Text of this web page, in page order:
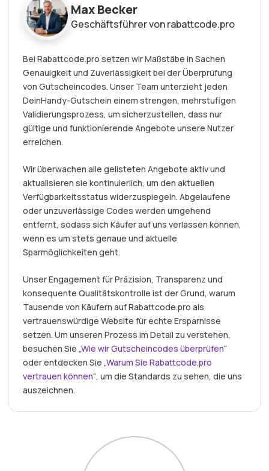
Max Becker
Geschäftsführer von rabattcode.pro
Bei Rabattcode.pro setzen wir Maßstäbe in Sachen
Genauigkeit und Zuverlässigkeit bei der Überprüfung
von Gutscheincodes. Unser Team unterzieht jeden
DeinHandy-Gutschein einem strengen, mehrstufigen
Validierungsprozess, um sicherzustellen, dass nur
gültige und funktionierende Angebote unsere Nutzer
erreichen.
Wir überwachen alle gelisteten Angebote aktiv und
aktualisieren sie kontinuierlich, um den aktuellen
Verfügbarkeitsstatus widerzuspiegeln. Abgelaufene
oder unzuverlässige Codes werden umgehend
entfernt, sodass sich Käufer auf uns verlassen können,
wenn es um stets genaue und aktuelle
Sparmöglichkeiten geht.
Unser Engagement für Präzision, Transparenz und
konsequente Qualitätskontrolle ist der Grund, warum
Tausende von Käufern auf Rabattcode.pro als
vertrauenswürdige Website für echte Ersparnisse
setzen. Um unseren Prozess im Detail zu verstehen,
besuchen Sie „Wie wir Gutscheincodes überprüfen“
oder entdecken Sie „Warum Sie Rabattcode.pro
vertrauen können“, um die Standards zu sehen, die uns
auszeichnen.